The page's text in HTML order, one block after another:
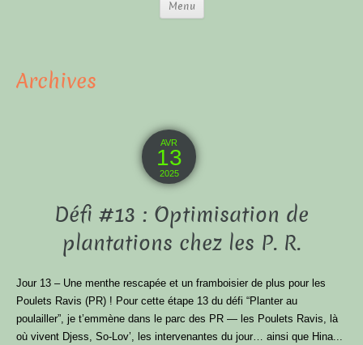
Menu
Archives
AVR
13
2025
Défi #13 : Optimisation de
plantations chez les P. R.
Jour 13 – Une menthe rescapée et un framboisier de plus pour les
Poulets Ravis (PR) ! Pour cette étape 13 du défi “Planter au
poulailler”, je t’emmène dans le parc des PR — les Poulets Ravis, là
où vivent Djess, So-Lov’, les intervenantes du jour… ainsi que Hina...